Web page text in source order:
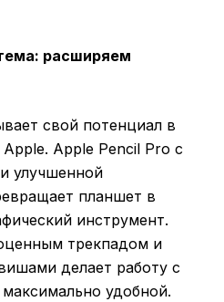
расширяем
свой потенциал в
Apple Pencil Pro с
улучшенной
планшет в
инструмент.
трекпадом и
делает работу с
удобной.